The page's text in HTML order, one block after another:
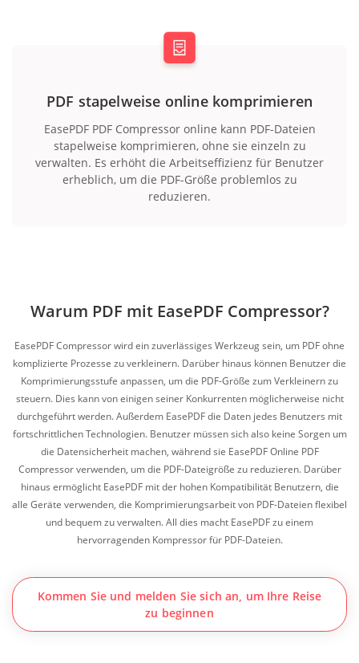
PDF stapelweise online komprimieren
EasePDF PDF Compressor online kann PDF-Dateien
stapelweise komprimieren, ohne sie einzeln zu
verwalten. Es erhöht die Arbeitseffizienz für Benutzer
erheblich, um die PDF-Größe problemlos zu
reduzieren.
Warum PDF mit EasePDF Compressor?
EasePDF Compressor wird ein zuverlässiges Werkzeug sein, um PDF ohne
komplizierte Prozesse zu verkleinern. Darüber hinaus können Benutzer die
Komprimierungsstufe anpassen, um die PDF-Größe zum Verkleinern zu
steuern. Dies kann von einigen seiner Konkurrenten möglicherweise nicht
durchgeführt werden. Außerdem EasePDF die Daten jedes Benutzers mit
fortschrittlichen Technologien. Benutzer müssen sich also keine Sorgen um
die Datensicherheit machen, während sie EasePDF Online PDF
Compressor verwenden, um die PDF-Dateigröße zu reduzieren. Darüber
hinaus ermöglicht EasePDF mit der hohen Kompatibilität Benutzern, die
alle Geräte verwenden, die Komprimierungsarbeit von PDF-Dateien flexibel
und bequem zu verwalten. All dies macht EasePDF zu einem
hervorragenden Kompressor für PDF-Dateien.
Kommen Sie und melden Sie sich an, um Ihre Reise
zu beginnen